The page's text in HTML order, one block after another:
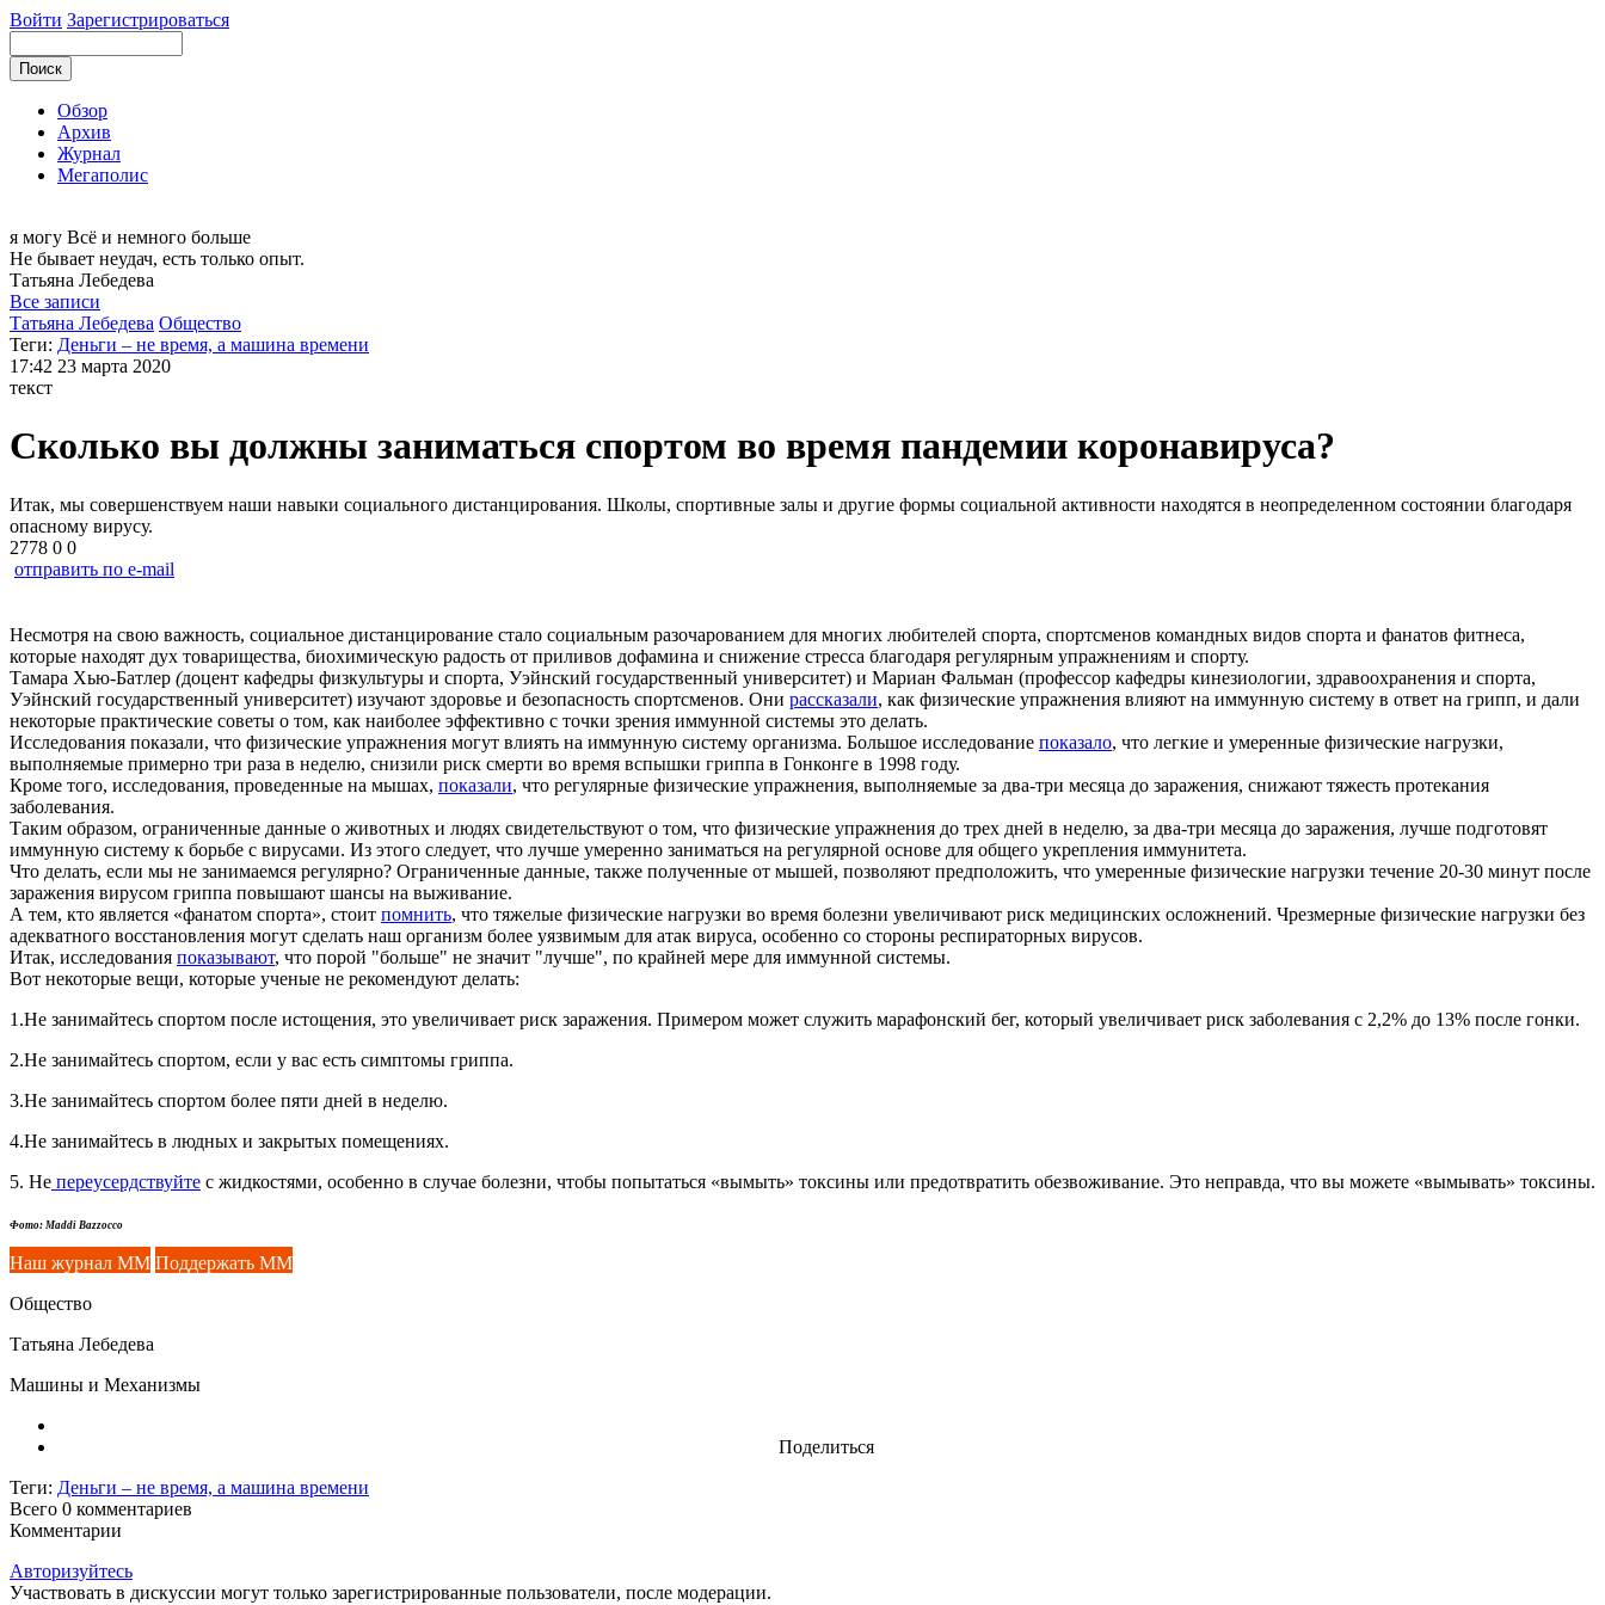
Войти Зарегистрироваться
Обзор
Архив
Журнал
Мегаполис
я могу Всё и немного больше
Не бывает неудач, есть только опыт.
Татьяна Лебедева
Все записи
Татьяна Лебедева Общество
Теги: Деньги – не время, а машина времени
17:42 23 марта 2020
текст
Сколько вы должны заниматься спортом во время пандемии коронавируса?
Итак, мы совершенствуем наши навыки социального дистанцирования. Школы, спортивные залы и другие формы социальной активности находятся в неопределенном состоянии благодаря
опасному вирусу.
2778 0 0
отправить по e-mail
Несмотря на свою важность, социальное дистанцирование стало социальным разочарованием для многих любителей спорта, спортсменов командных видов спорта и фанатов фитнеса,
которые находят дух товарищества, биохимическую радость от приливов дофамина и снижение стресса благодаря регулярным упражнениям и спорту.
Тамара Хью-Батлер (доцент кафедры физкультуры и спорта, Уэйнский государственный университет) и Мариан Фальман (профессор кафедры кинезиологии, здравоохранения и спорта,
Уэйнский государственный университет) изучают здоровье и безопасность спортсменов. Они рассказали, как физические упражнения влияют на иммунную систему в ответ на грипп, и дали
некоторые практические советы о том, как наиболее эффективно с точки зрения иммунной системы это делать.
Исследования показали, что физические упражнения могут влиять на иммунную систему организма. Большое исследование показало, что легкие и умеренные физические нагрузки,
выполняемые примерно три раза в неделю, снизили риск смерти во время вспышки гриппа в Гонконге в 1998 году.
Кроме того, исследования, проведенные на мышах, показали, что регулярные физические упражнения, выполняемые за два-три месяца до заражения, снижают тяжесть протекания
заболевания.
Таким образом, ограниченные данные о животных и людях свидетельствуют о том, что физические упражнения до трех дней в неделю, за два-три месяца до заражения, лучше подготовят
иммунную систему к борьбе с вирусами. Из этого следует, что лучше умеренно заниматься на регулярной основе для общего укрепления иммунитета.
Что делать, если мы не занимаемся регулярно? Ограниченные данные, также полученные от мышей, позволяют предположить, что умеренные физические нагрузки течение 20-30 минут после
заражения вирусом гриппа повышают шансы на выживание.
А тем, кто является «фанатом спорта», стоит помнить, что тяжелые физические нагрузки во время болезни увеличивают риск медицинских осложнений. Чрезмерные физические нагрузки без
адекватного восстановления могут сделать наш организм более уязвимым для атак вируса, особенно со стороны респираторных вирусов.
Итак, исследования показывают, что порой "больше" не значит "лучше", по крайней мере для иммунной системы.
Вот некоторые вещи, которые ученые не рекомендуют делать:
1.Не занимайтесь спортом после истощения, это увеличивает риск заражения. Примером может служить марафонский бег, который увеличивает риск заболевания с 2,2% до 13% после гонки.
2.Не занимайтесь спортом, если у вас есть симптомы гриппа.
3.Не занимайтесь спортом более пяти дней в неделю.
4.Не занимайтесь в людных и закрытых помещениях.
5. Не переусердствуйте с жидкостями, особенно в случае болезни, чтобы попытаться «вымыть» токсины или предотвратить обезвоживание. Это неправда, что вы можете «вымывать» токсины.
Фото: Maddi Bazzocco
Наш журнал ММ Поддержать ММ
Общество
Татьяна Лебедева
Машины и Механизмы
Поделиться
Теги: Деньги – не время, а машина времени
Всего 0 комментариев
Комментарии
Авторизуйтесь
Участвовать в дискуссии могут только зарегистрированные пользователи, после модерации.